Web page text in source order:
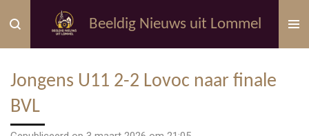
direct
naar
hoofdinhoud
Beeldig Nieuws uit Lommel
Jongens U11 2-2 Lovoc naar finale
BVL